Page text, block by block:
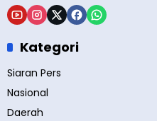
Kategori
Siaran Pers
Nasional
Daerah